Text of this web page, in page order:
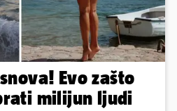
Evo zašto
milijun ljudi